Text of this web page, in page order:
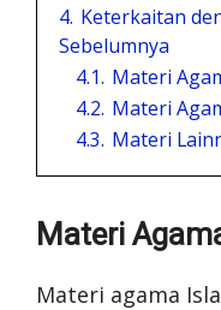
4. Keterkaitan
Sebelumnya
4.1. Materi
4.2. Materi
4.3. Materi
Materi
Materi agama